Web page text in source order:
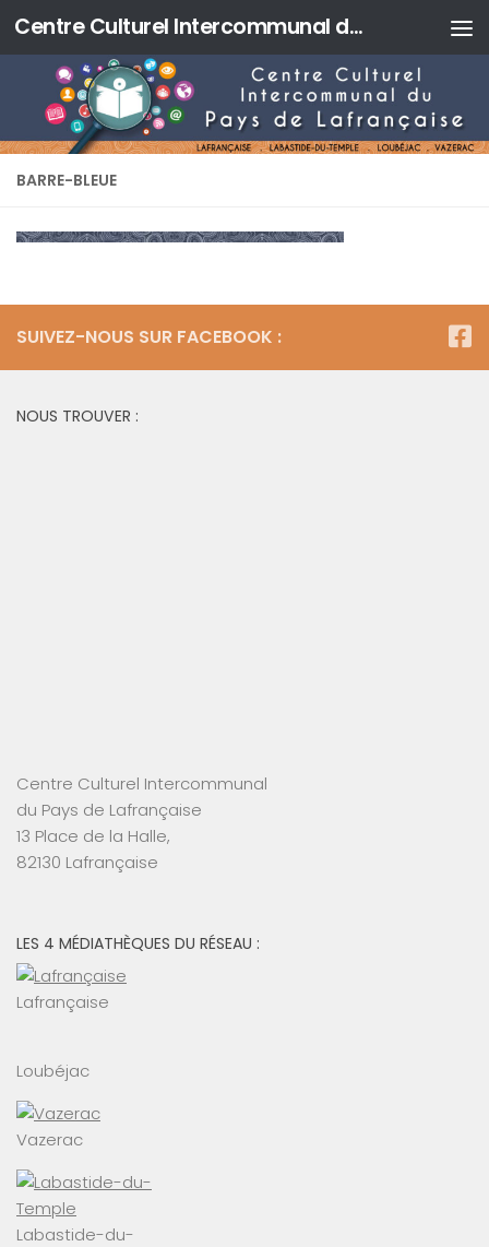
Skip to content Centre Culturel Intercommunal du Pays de Lafrançaise
BARRE-BLEUE
SUIVEZ-NOUS SUR FACEBOOK :
NOUS TROUVER :
Centre Culturel Intercommunal
du Pays de Lafrançaise
13 Place de la Halle,
82130 Lafrançaise
LES 4 MÉDIATHÈQUES DU RÉSEAU :
Lafrançaise
Loubéjac
Vazerac
Labastide-du-